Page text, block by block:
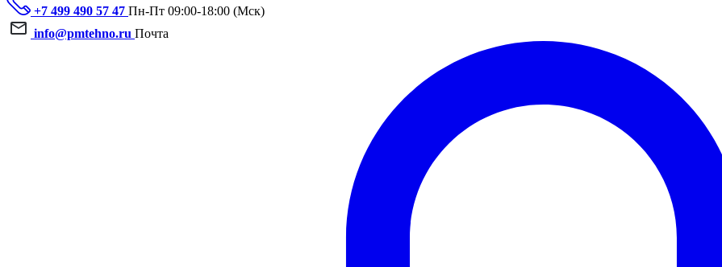
+7 499 490 57 47 Пн-Пт 09:00-18:00 (Мск)
info@pmtehno.ru Почта